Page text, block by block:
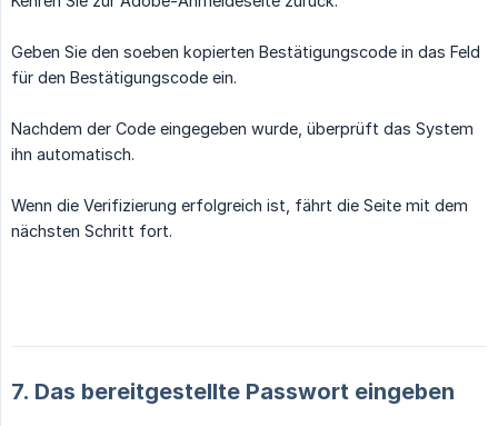
Geben Sie den soeben kopierten Bestätigungscode in das Feld
für den Bestätigungscode ein.
Nachdem der Code eingegeben wurde, überprüft das System
ihn automatisch.
Wenn die Verifizierung erfolgreich ist, fährt die Seite mit dem
nächsten Schritt fort.
7. Das bereitgestellte Passwort eingeben